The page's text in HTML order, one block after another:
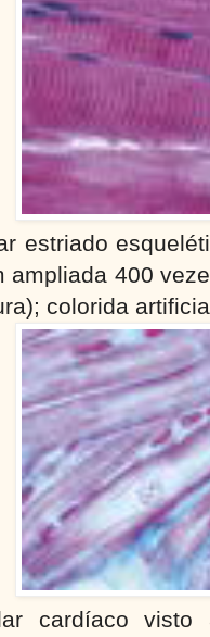
estriado
ampliada 400
colorida
cardíaco visto